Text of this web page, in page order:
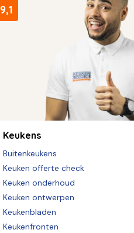
9,1
Keukens
Buitenkeukens
Keuken offerte check
Keuken onderhoud
Keuken ontwerpen
Keukenbladen
Keukenfronten